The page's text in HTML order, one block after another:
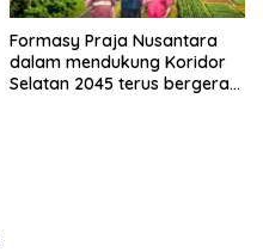
Formasy Praja Nusantara
dalam mendukung Koridor
Selatan 2045 terus bergerak